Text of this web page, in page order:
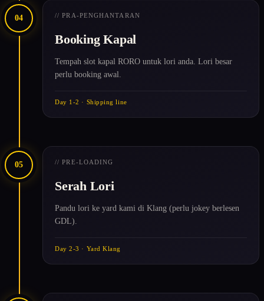
04 // PRA-PENGHANTARAN
Booking Kapal
Tempah slot kapal RORO untuk lori anda. Lori besar
perlu booking awal.
Day 1-2 · Shipping line
05 // PRE-LOADING
Serah Lori
Pandu lori ke yard kami di Klang (perlu jokey berlesen
GDL).
Day 2-3 · Yard Klang